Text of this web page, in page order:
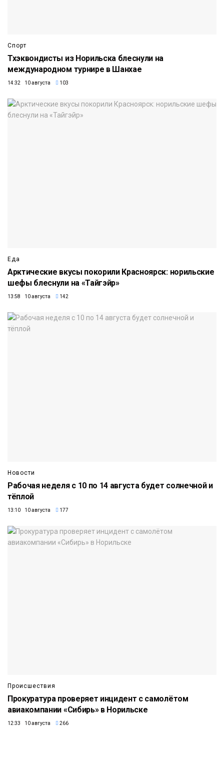
Спорт
Тхэквондисты из Норильска блеснули на
международном турнире в Шанхае
14:32 10 августа 103
Еда
Арктические вкусы покорили Красноярск: норильские
шефы блеснули на «Тайгэйр»
13:58 10 августа 142
Новости
Рабочая неделя с 10 по 14 августа будет солнечной и
тёплой
13:10 10 августа 177
Происшествия
Прокуратура проверяет инцидент с самолётом
авиакомпании «Сибирь» в Норильске
12:33 10 августа 266